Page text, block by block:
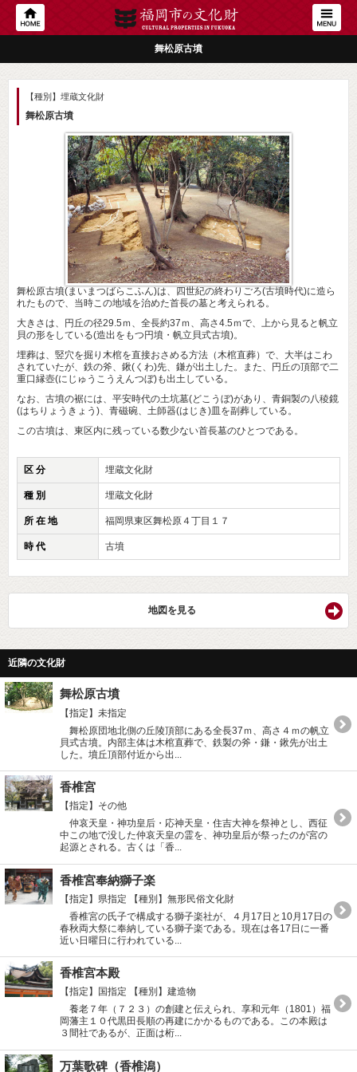
舞松原古墳
【種別】埋蔵文化財
舞松原古墳
舞松原古墳(まいまつばらこふん)は、四世紀の終わりごろ(古墳時代)に造ら
れたもので、当時この地域を治めた首長の墓と考えられる。
大きさは、円丘の径29.5ｍ、全長約37ｍ、高さ4.5ｍで、上から見ると帆立
貝の形をしている(造出をもつ円墳・帆立貝式古墳)。
埋葬は、竪穴を掘り木棺を直接おさめる方法（木棺直葬）で、大半はこわ
されていたが、鉄の斧、鍬(くわ)先、鎌が出土した。また、円丘の頂部で二
重口縁壺(にじゅうこうえんつぼ)も出土している。
なお、古墳の裾には、平安時代の土坑墓(どこうぼ)があり、青銅製の八稜鏡
(はちりょうきょう)、青磁碗、土師器(はじき)皿を副葬している。
この古墳は、東区内に残っている数少ない首長墓のひとつである。
区 分 埋蔵文化財
種 別 埋蔵文化財
所 在 地 福岡県東区舞松原４丁目１７
時 代 古墳
地図を見る
近隣の文化財
舞松原古墳
【指定】未指定
舞松原団地北側の丘陵頂部にある全長37ｍ、高さ４ｍの帆立
貝式古墳。内部主体は木棺直葬で、鉄製の斧・鎌・鍬先が出土
した。墳丘頂部付近から出...
香椎宮
【指定】その他
仲哀天皇・神功皇后・応神天皇・住吉大神を祭神とし、西征
中この地で没した仲哀天皇の霊を、神功皇后が祭ったのが宮の
起源とされる。古くは「香...
香椎宮奉納獅子楽
【指定】県指定
【種別】無形民俗文化財
香椎宮の氏子で構成する獅子楽社が、４月17日と10月17日の
春秋両大祭に奉納している獅子楽である。現在は各17日に一番
近い日曜日に行われている...
香椎宮本殿
【指定】国指定
【種別】建造物
養老７年（７２３）の創建と伝えられ、享和元年（1801）福
岡藩主１０代黒田長順の再建にかかるものである。この本殿は
３間社であるが、正面は桁...
万葉歌碑（香椎潟）